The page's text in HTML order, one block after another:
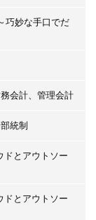
巧妙な手口でだ
会計、管理会計
統制
とアウトソー
とアウトソー